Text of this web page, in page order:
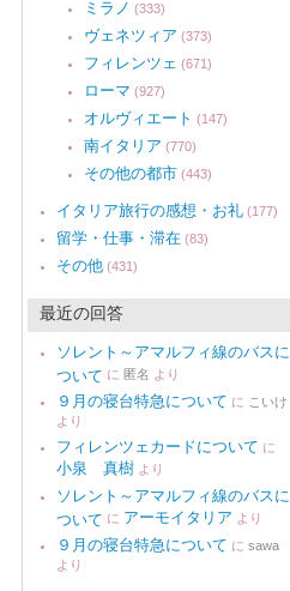
ミラノ (333)
ヴェネツィア (373)
フィレンツェ (671)
ローマ (927)
オルヴィエート (147)
南イタリア (770)
その他の都市 (443)
イタリア旅行の感想・お礼 (177)
留学・仕事・滞在 (83)
その他 (431)
最近の回答
ソレント～アマルフィ線のバスに
ついて に 匿名 より
９月の寝台特急について に こいけ
より
フィレンツェカードについて に
小泉 真樹 より
ソレント～アマルフィ線のバスに
ついて に アーモイタリア より
９月の寝台特急について に sawa
より